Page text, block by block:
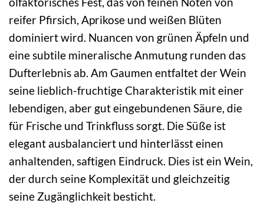
reifer Pfirsich, Aprikose und weißen Blüten
dominiert wird. Nuancen von grünen Äpfeln und
eine subtile mineralische Anmutung runden das
Dufterlebnis ab. Am Gaumen entfaltet der Wein
seine lieblich-fruchtige Charakteristik mit einer
lebendigen, aber gut eingebundenen Säure, die
für Frische und Trinkfluss sorgt. Die Süße ist
elegant ausbalanciert und hinterlässt einen
anhaltenden, saftigen Eindruck. Dies ist ein Wein,
der durch seine Komplexität und gleichzeitig
seine Zugänglichkeit besticht.